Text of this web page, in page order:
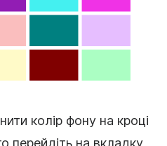
колір фону на кроці
перейдіть на вкладку